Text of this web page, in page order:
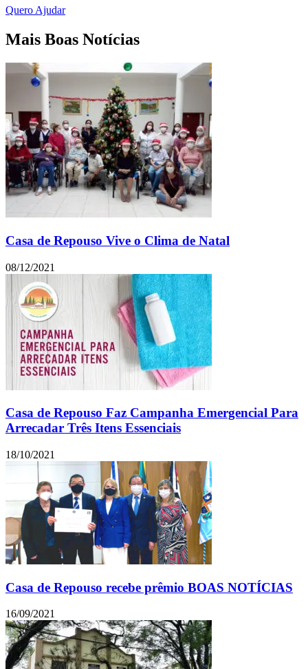
Quero Ajudar
Mais Boas Notícias
Casa de Repouso Vive o Clima de Natal
08/12/2021
Casa de Repouso Faz Campanha Emergencial Para
Arrecadar Três Itens Essenciais
18/10/2021
Casa de Repouso recebe prêmio BOAS NOTÍCIAS
16/09/2021